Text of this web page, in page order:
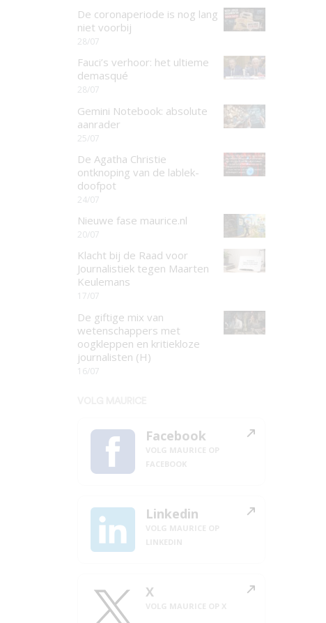
De coronaperiode is nog lang
niet voorbij
28/07
Fauci’s verhoor: het ultieme
demasqué
28/07
Gemini Notebook: absolute
aanrader
25/07
De Agatha Christie
ontknoping van de lablek-
doofpot
24/07
Nieuwe fase maurice.nl
20/07
Klacht bij de Raad voor
Journalistiek tegen Maarten
Keulemans
17/07
De giftige mix van
wetenschappers met
oogkleppen en kritiekloze
journalisten (H)
16/07
Facebook
Linkedin
X